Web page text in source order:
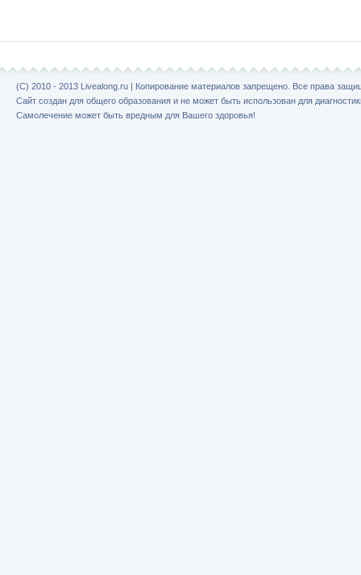
(C) 2010 - 2013 Livealong.ru | Копирование материалов запрещено. Все права
Сайт создан для общего образования и не может быть использован для
Самолечение может быть вредным для Вашего здоровья!